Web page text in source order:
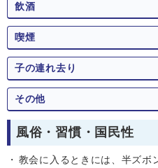
飲酒
喫煙
子の連れ去り
その他
風俗・習慣・国民性
教会に入るときには、半ズボ